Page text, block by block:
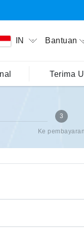
IN Bantuan
Terima
3
Ke pembayaran